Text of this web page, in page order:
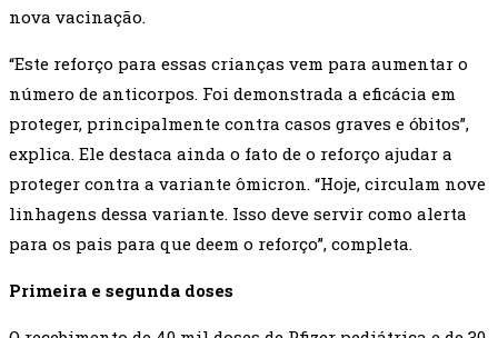
nova vacinação.
“Este reforço para essas crianças vem para aumentar o
número de anticorpos. Foi demonstrada a eficácia em
proteger, principalmente contra casos graves e óbitos”,
explica. Ele destaca ainda o fato de o reforço ajudar a
proteger contra a variante ômicron. “Hoje, circulam nove
linhagens dessa variante. Isso deve servir como alerta
para os pais para que deem o reforço”, completa.
Primeira e segunda doses